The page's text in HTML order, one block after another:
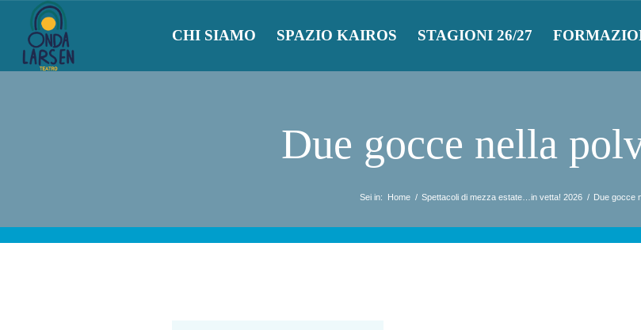
CHI SIAMO SPAZIO KAIROS STAGIONI 26/27
Due gocce nella
Sei in: Home / Spettacoli di mezza estate…in vetta! 2026 / Due gocce